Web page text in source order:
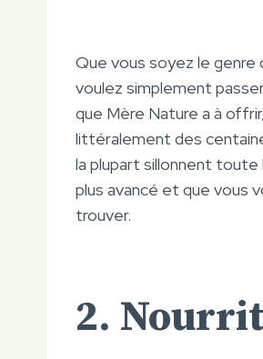
Que vous soyez le genre
voulez simplement
que Mère Nature a à
littéralement des
la plupart sillonnent toute
plus avancé et que vous
trouver.
2.